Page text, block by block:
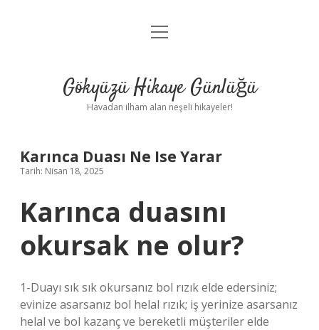
Anasayfa
Yasal Uyarı
menüyü
Gökyüzü Hikaye Günlüğü
Havadan ilham alan neşeli hikayeler!
Karınca Duası Ne Ise Yarar
Tarih: Nisan 18, 2025
Karınca duasını
okursak ne olur?
1-Duayı sık sık okursanız bol rızık elde edersiniz;
evinize asarsanız bol helal rızık; iş yerinize asarsanız
helal ve bol kazanç ve bereketli müşteriler elde